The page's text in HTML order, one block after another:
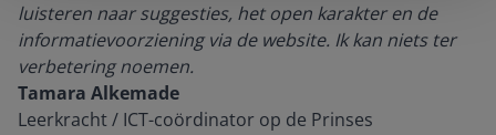
luisteren naar suggesties, het open karakter en de
informatievoorziening via de website. Ik kan niets ter
verbetering noemen.
Tamara Alkemade
Leerkracht / ICT-coördinator op de Prinses